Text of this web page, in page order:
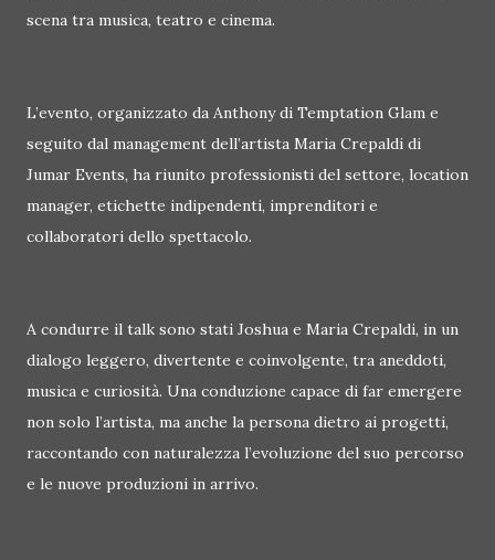
scena tra musica, teatro e cinema.
L’evento, organizzato da Anthony di Temptation Glam e
seguito dal management dell’artista Maria Crepaldi di
Jumar Events, ha riunito professionisti del settore, location
manager, etichette indipendenti, imprenditori e
collaboratori dello spettacolo.
A condurre il talk sono stati Joshua e Maria Crepaldi, in un
dialogo leggero, divertente e coinvolgente, tra aneddoti,
musica e curiosità. Una conduzione capace di far emergere
non solo l’artista, ma anche la persona dietro ai progetti,
raccontando con naturalezza l’evoluzione del suo percorso
e le nuove produzioni in arrivo.